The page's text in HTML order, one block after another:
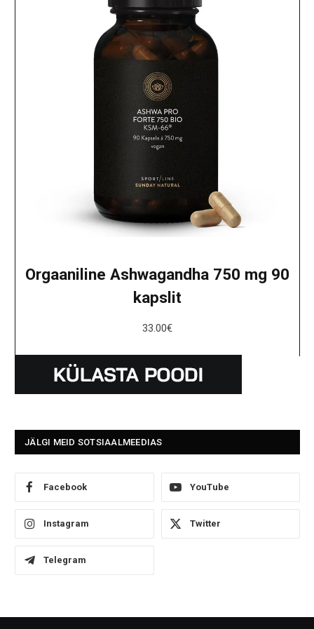
Orgaaniline Ashwagandha 750 mg 90
kapslit
33.00€
JÄLGI MEID SOTSIAALMEEDIAS
Facebook YouTube
Instagram Twitter
Telegram